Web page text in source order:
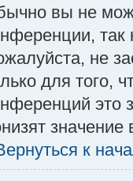
вы не
так
не
для того,
это
к